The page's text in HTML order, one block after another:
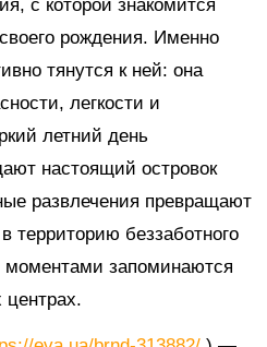
с которой знакомится
рождения. Именно
тянутся к ней: она
легкости и
летний день
настоящий островок
развлечения превращают
территорию беззаботного
запоминаются